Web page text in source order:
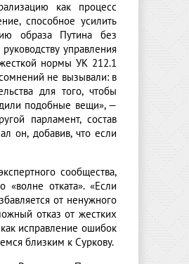
как процесс
способное усилить
образа Путина без
управления
нормы УК 212.1
не вызывали: в
для того, чтобы
подобные вещи», —
парламент, состав
он, добавив, что если
сообщества,
отката». «Если
от ненужного
отказ от жестких
исправление ошибок
близким к Суркову.